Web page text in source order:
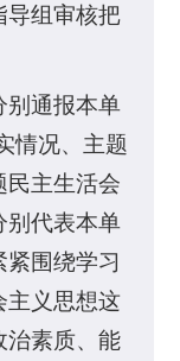
导组审核把
别通报本单
情况、主题
民主生活会
别代表本单
围绕学习
主义思想这
治素质、能